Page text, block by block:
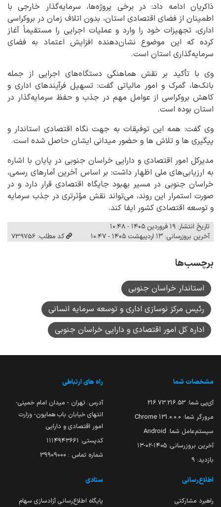
ذاکریان ادامه داد: در برخی پروژه‌ها، سرمایه‌گذار خارجی با
اطمینان از فضای اقتصادی استان، بدون اتلاف زمان در بروکراسی
اداری، تجهیزات خود را وارد و عملیات اجرایی را مستقیماً آغاز
کرده که این موضوع نشان‌دهنده افزایش اعتماد به فضای
سرمایه‌گذاری استان است.
وی با تأکید بر نقش هماهنگی دستگاه‌های اجرایی از جمله
بانک‌ها، گمرک و امور مالیاتی گفت: تسهیل فرآیندهای اداری و
کاهش بروکراسی از عوامل مهم در جذب و حفظ سرمایه‌گذار در
استان بوده است.
وی گفت: همه این توفیقات به جهت نگاه اقتصادی استاندار و
پیگیری ها و تلاش ها و حضور میدانی ایشان حاصل شده است.
مدیرکل امور اقتصادی و دارایی خراسان جنوبی در پایان با اشاره
به ارزیابی‌های ملی اظهار داشت: بر اساس آخرین آمارهای رسمی،
خراسان جنوبی در مسیر بهبود جایگاه اقتصادی قرار دارد و در
صورت استمرار این روند، می‌تواند نقش مؤثرتری در جذب سرمایه
و توسعه اقتصادی کشور ایفا کند.
تاریخ انتشار: ۱۹ فروردین ۱۴۰۵ - ۱۰:۴۸
آخرین بروزرسانی: ۱۳ اردیبهشت ۱۴۰۵ - ۱۰:۴۷
کد مطلب: 739756
برچسب‌ها
استاندار خراسان جنوبی
رئیس مرکز نوسازی اداری و توسعه سرمایه انسانی
اداره کل امور اقتصادی و دارایی خراسان جنوبی
مشخصات شما
آی‌پی شما: 216.73.216.53
مرورگر شما: 131.0.0.0 Chrome
سیستم‌عامل شما: Android
آخرین بروزرسانی: ۱۴۰۵-۰۲-۱۳
بازدید: 9
راه های ارتباطی
آدرس: تهران - میدان امام خمینی-
انتهای خیابان باب همایون- وزارت
امور اقتصادی و دارایی
کدپستی: ۱۱۱۴۹۴۳۶۶۱
شماره تماس : 39909000
اطلاع‌رسانی
راهبرد مشارکتی
ستادی
پایگاه اطلاع‌رسانی آزادسازی سهام